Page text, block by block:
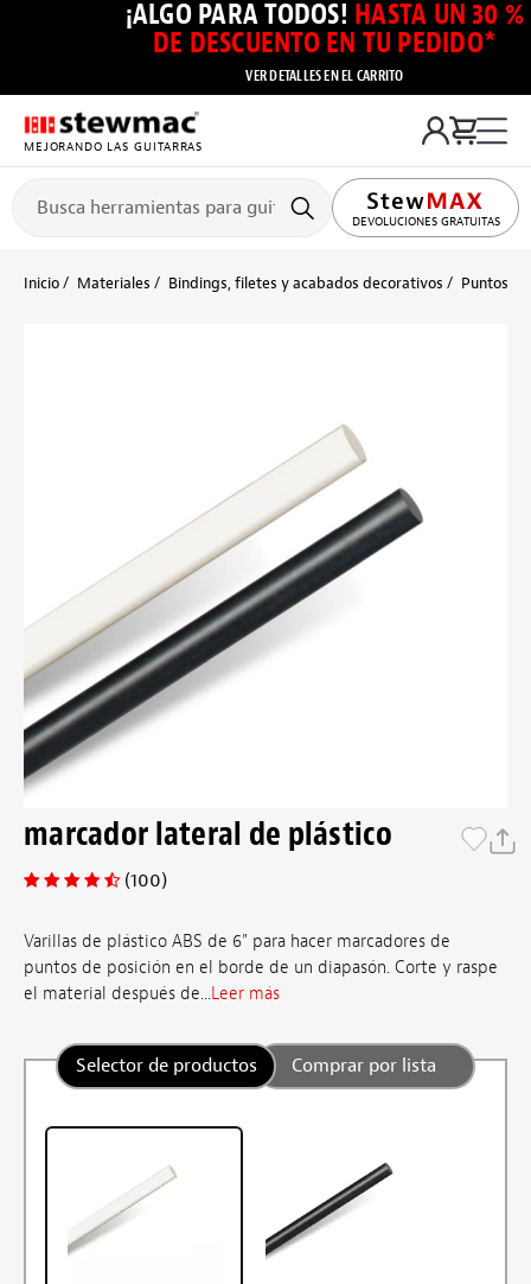
¡ALGO PARA TODOS! HASTA UN 30 %
DE DESCUENTO EN TU PEDIDO*
VER DETALLES EN EL CARRITO
MEJORANDO LAS GUITARRAS
DEVOLUCIONES GRATUITAS
Inicio Materiales Bindings, filetes y acabados decorativos Puntos
marcador lateral de plástico
(100)
Varillas de plástico ABS de 6" para hacer marcadores de
puntos de posición en el borde de un diapasón. Corte y raspe
el material después de...Leer más
Selector de productos Comprar por lista